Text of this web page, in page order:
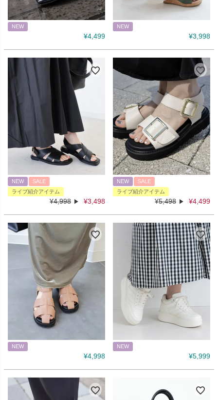
NEW
¥4,499
NEW
¥3,998
NEW
SALE
ライブ紹介アイテム
¥4,998 ¥3,498
NEW
SALE
ライブ紹介アイテム
¥5,498 ¥4,499
NEW
¥4,998
NEW
¥5,999